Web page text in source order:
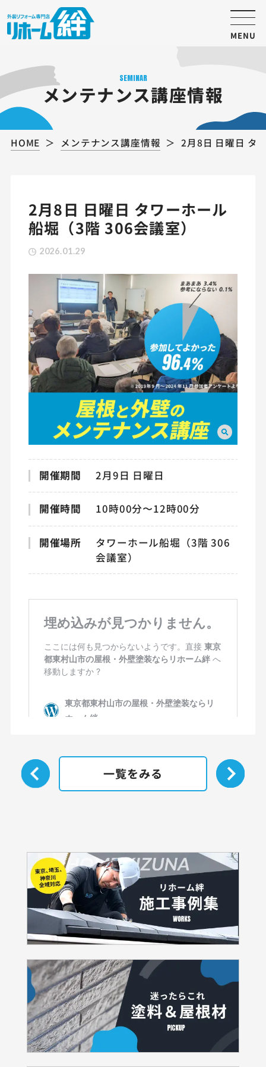
MENU
SEMINAR
メンテナンス講座情報
HOME メンテナンス講座情報 2月8日 日曜日 タ
2月8日 日曜日 タワーホール
船堀（3階 306会議室）
2026.01.29
開催期間 2月9日 日曜日
開催時間 10時00分〜12時00分
開催場所
タワーホール船堀（3階 306
会議室）
一覧をみる